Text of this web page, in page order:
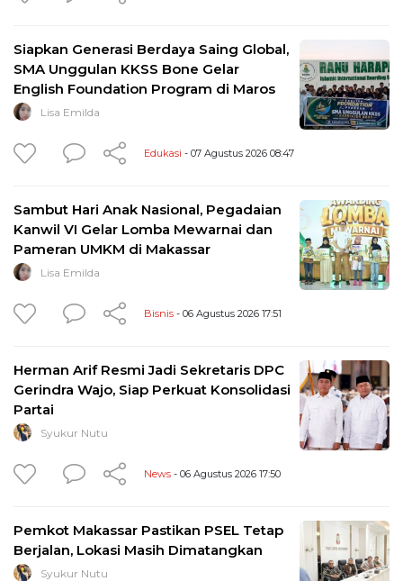
Siapkan Generasi Berdaya Saing Global,
SMA Unggulan KKSS Bone Gelar
English Foundation Program di Maros
Lisa Emilda
Edukasi - 07 Agustus 2026 08:47
Sambut Hari Anak Nasional, Pegadaian
Kanwil VI Gelar Lomba Mewarnai dan
Pameran UMKM di Makassar
Lisa Emilda
Bisnis - 06 Agustus 2026 17:51
Herman Arif Resmi Jadi Sekretaris DPC
Gerindra Wajo, Siap Perkuat Konsolidasi
Partai
Syukur Nutu
News - 06 Agustus 2026 17:50
Pemkot Makassar Pastikan PSEL Tetap
Berjalan, Lokasi Masih Dimatangkan
Syukur Nutu